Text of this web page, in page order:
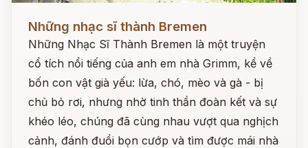
Những nhạc sĩ thành Bremen
Những Nhạc Sĩ Thành Bremen là một truyện
cổ tích nổi tiếng của anh em nhà Grimm, kể về
bốn con vật già yếu: lừa, chó, mèo và gà - bị
chủ bỏ rơi, nhưng nhờ tinh thần đoàn kết và sự
khéo léo, chúng đã cùng nhau vượt qua nghịch
cảnh, đánh đuổi bọn cướp và tìm được mái nhà